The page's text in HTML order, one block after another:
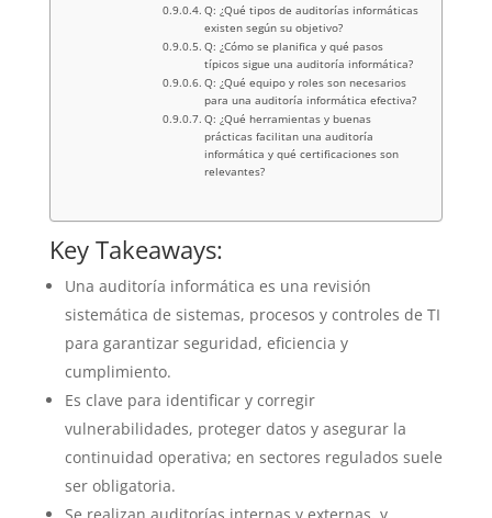
Q: ¿Qué tipos de auditorías informáticas
existen según su objetivo?
Q: ¿Cómo se planifica y qué pasos
típicos sigue una auditoría informática?
Q: ¿Qué equipo y roles son necesarios
para una auditoría informática efectiva?
Q: ¿Qué herramientas y buenas
prácticas facilitan una auditoría
informática y qué certificaciones son
relevantes?
Key Takeaways:
Una auditoría informática es una revisión
sistemática de sistemas, procesos y controles de TI
para garantizar seguridad, eficiencia y
cumplimiento.
Es clave para identificar y corregir
vulnerabilidades, proteger datos y asegurar la
continuidad operativa; en sectores regulados suele
ser obligatoria.